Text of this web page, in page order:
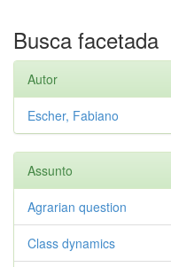
Busca facetada
Autor
Escher, Fabiano
Assunto
Agrarian question
Class dynamics